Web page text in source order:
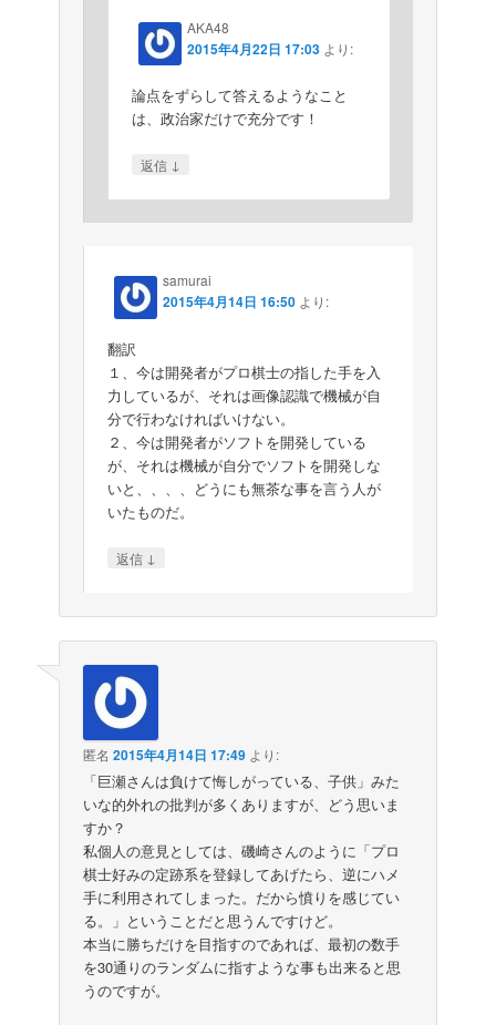
AKA48
2015年4月22日 17:03 より:
論点をずらして答えるようなこと
は、政治家だけで充分です！
返信 ↓
samurai
2015年4月14日 16:50 より:
翻訳
１、今は開発者がプロ棋士の指した手を入
力しているが、それは画像認識で機械が自
分で行わなければいけない。
２、今は開発者がソフトを開発している
が、それは機械が自分でソフトを開発しな
いと、、、、どうにも無茶な事を言う人が
いたものだ。
返信 ↓
匿名 2015年4月14日 17:49 より:
「巨瀬さんは負けて悔しがっている、子供」みた
いな的外れの批判が多くありますが、どう思いま
すか？
私個人の意見としては、磯崎さんのように「プロ
棋士好みの定跡系を登録してあげたら、逆にハメ
手に利用されてしまった。だから憤りを感じてい
る。」ということだと思うんですけど。
本当に勝ちだけを目指すのであれば、最初の数手
を30通りのランダムに指すような事も出来ると思
うのですが。